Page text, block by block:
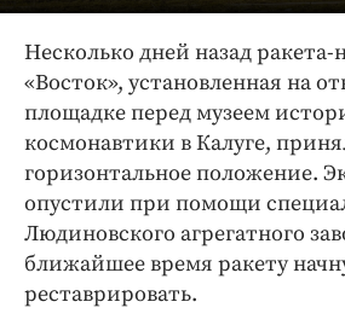
ПРОЕКТЫ
Блоги
Издания
Медиаперсона
Интересное чтиво
Клиника года
Бренд года
Работодатель года
Несколько дней назад ракета-
«Восток», установленная на
площадке перед музеем
космонавтики в Калуге,
горизонтальное положение.
опустили при помощи
Людиновского агрегатного
ближайшее время ракету
реставрировать.